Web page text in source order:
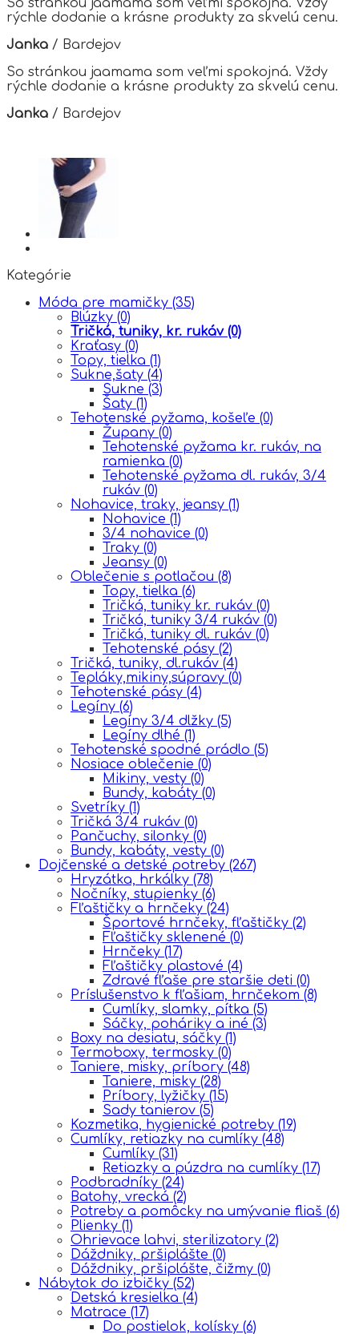
product
page
So stránkou jaamama som veľmi spokojná. Vždy
rýchle dodanie a krásne produkty za skvelú cenu.
Janka / Bardejov
So stránkou jaamama som veľmi spokojná. Vždy
rýchle dodanie a krásne produkty za skvelú cenu.
Janka / Bardejov
Kategórie
Móda pre mamičky (35)
Blúzky (0)
Tričká, tuniky, kr. rukáv (0)
Kraťasy (0)
Topy, tielka (1)
Sukne,šaty (4)
Sukne (3)
Šaty (1)
Tehotenské pyžama, košeľe (0)
Župany (0)
Tehotenské pyžama kr. rukáv, na
ramienka (0)
Tehotenské pyžama dl. rukáv, 3/4
rukáv (0)
Nohavice, traky, jeansy (1)
Nohavice (1)
3/4 nohavice (0)
Traky (0)
Jeansy (0)
Oblečenie s potlačou (8)
Topy, tielka (6)
Tričká, tuniky kr. rukáv (0)
Tričká, tuniky 3/4 rukáv (0)
Tričká, tuniky dl. rukáv (0)
Tehotenské pásy (2)
Tričká, tuniky, dl.rukáv (4)
Tepláky,mikiny,súpravy (0)
Tehotenské pásy (4)
Legíny (6)
Legíny 3/4 dlžky (5)
Legíny dlhé (1)
Tehotenské spodné prádlo (5)
Nosiace oblečenie (0)
Mikiny, vesty (0)
Bundy, kabáty (0)
Svetríky (1)
Tričká 3/4 rukáv (0)
Pančuchy, silonky (0)
Bundy, kabáty, vesty (0)
Dojčenské a detské potreby (267)
Hryzátka, hrkálky (78)
Nočníky, stupienky (6)
Fľaštičky a hrnčeky (24)
Športové hrnčeky, fľaštičky (2)
Fľaštičky sklenené (0)
Hrnčeky (17)
Fľaštičky plastové (4)
Zdravé fľaše pre staršie deti (0)
Príslušenstvo k fľašiam, hrnčekom (8)
Cumlíky, slamky, pítka (5)
Sáčky, poháriky a iné (3)
Boxy na desiatu, sáčky (1)
Termoboxy, termosky (0)
Taniere, misky, príbory (48)
Taniere, misky (28)
Príbory, lyžičky (15)
Sady tanierov (5)
Kozmetika, hygienické potreby (19)
Cumlíky, retiazky na cumlíky (48)
Cumlíky (31)
Retiazky a púzdra na cumlíky (17)
Podbradníky (24)
Batohy, vrecká (2)
Potreby a pomôcky na umývanie fliaš (6)
Plienky (1)
Ohrievace lahvi, sterilizatory (2)
Dáždniky, pršiplášte (0)
Dáždniky, pršiplášte, čižmy (0)
Nábytok do izbičky (52)
Detská kresielka (4)
Matrace (17)
Do postielok, kolísky (6)